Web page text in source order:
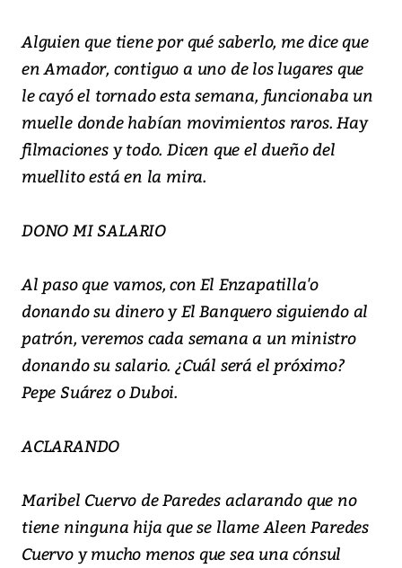
Alguien que tiene por qué saberlo, me dice que
en Amador, contiguo a uno de los lugares que
le cayó el tornado esta semana, funcionaba un
muelle donde habían movimientos raros. Hay
filmaciones y todo. Dicen que el dueño del
muellito está en la mira.
DONO MI SALARIO
Al paso que vamos, con El Enzapatilla'o
donando su dinero y El Banquero siguiendo al
patrón, veremos cada semana a un ministro
donando su salario. ¿Cuál será el próximo?
Pepe Suárez o Duboi.
ACLARANDO
Maribel Cuervo de Paredes aclarando que no
tiene ninguna hija que se llame Aleen Paredes
Cuervo y mucho menos que sea una cónsul